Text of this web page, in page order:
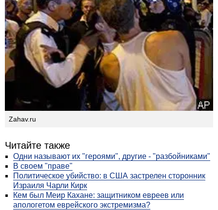
Zahav.ru
Читайте также
Одни называют их "героями", другие - "разбойниками"
В своем "праве"
Политическое убийство: в США застрелен сторонник
Израиля Чарли Кирк
Кем был Меир Кахане: защитником евреев или
апологетом еврейского экстремизма?